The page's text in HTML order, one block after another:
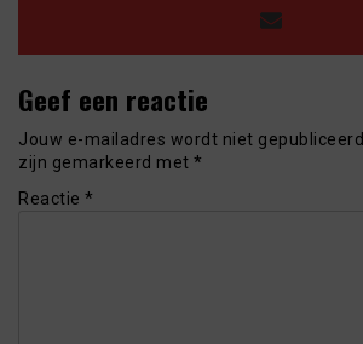
Geef een reactie
Jouw e-mailadres wordt niet gepubliceerd.
zijn gemarkeerd met *
Reactie *